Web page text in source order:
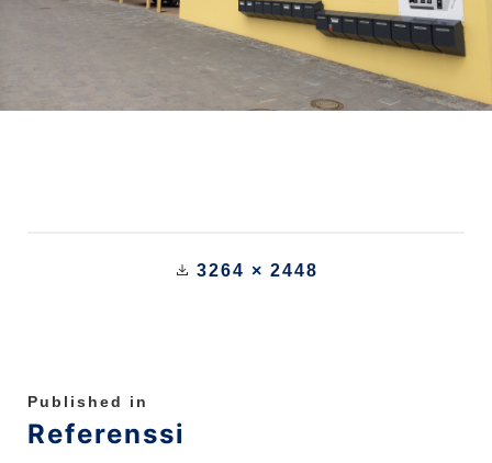
3264 × 2448
Published in
Referenssi